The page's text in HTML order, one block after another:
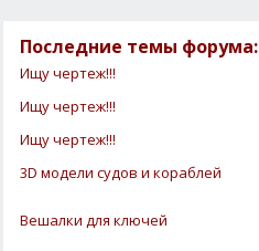
Последние темы форума:
Ищу чертеж!!!
Ищу чертеж!!!
Ищу чертеж!!!
3D модели судов и кораблей
Вешалки для ключей